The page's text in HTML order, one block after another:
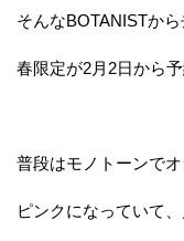
そんなBOTANISTか
春限定が2月2日から
普段はモノトーンで
ピンクになっていて